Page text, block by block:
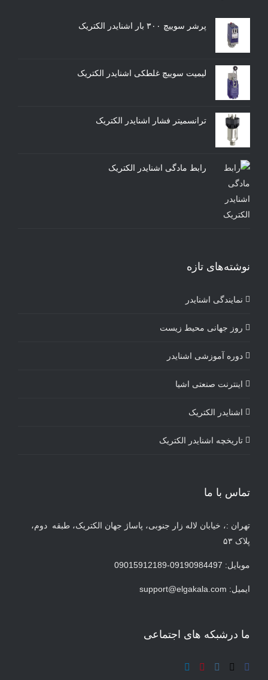
پرشر سوییچ ۳۰۰ بار اشنایدر الکتریک
لیمیت سوییچ غلطکی اشنایدر الکتریک
ترانسمیتر فشار اشنایدر الکتریک
رابط مادگی اشنایدر الکتریک
نوشته‌های تازه
نمایندگی اشنایدر
روز جهانی محیط زیست
دوره آموزشی اشنایدر
اینترنت صنعتی اشیا
اشنایدر الکتریک
تاریخچه اشنایدر الکتریک
تماس با ما
تهران :، خیابان لاله زار جنوبی، پاساژ جهان الکتریک، طبقه دوم،
پلاک ۵۳
موبایل: 09190984497-09015912189
ایمیل: support@elgakala.com
ما درشبکه های اجتماعی